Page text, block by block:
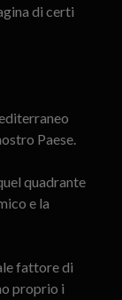
di certi
Paese.
quadrante
e la
fattore di
proprio i